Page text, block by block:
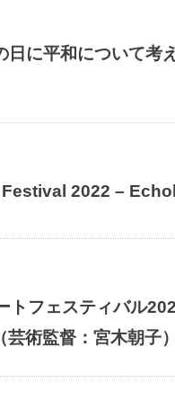
に平和について考
2022 –
トフェスティバル
術監督：宮木朝子